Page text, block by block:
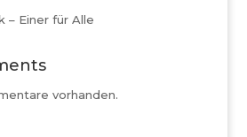
– Einer für Alle
vorhanden.